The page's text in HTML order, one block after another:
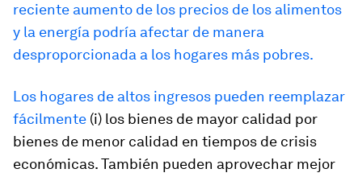
reciente aumento de los precios de los alimentos
y la energía podría afectar de manera
desproporcionada a los hogares más pobres.
Los hogares de altos ingresos pueden reemplazar
fácilmente (i) los bienes de mayor calidad por
bienes de menor calidad en tiempos de crisis
económicas. También pueden aprovechar mejor